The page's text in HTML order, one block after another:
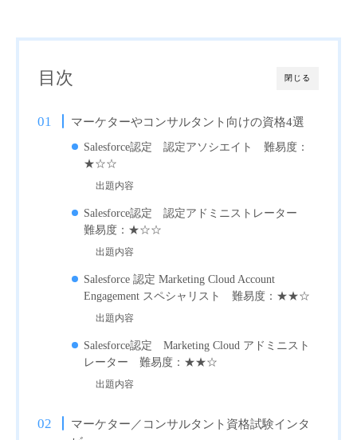
閉じる
目次
マーケターやコンサルタント向けの資格4選
Salesforce認定 認定アソシエイト 難易度：
★☆☆
出題内容
Salesforce認定 認定アドミニストレーター
難易度：★☆☆
出題内容
Salesforce 認定 Marketing Cloud Account
Engagement スペシャリスト 難易度：★★☆
出題内容
Salesforce認定 Marketing Cloud アドミニスト
レーター 難易度：★★☆
出題内容
マーケター／コンサルタント資格試験インタ